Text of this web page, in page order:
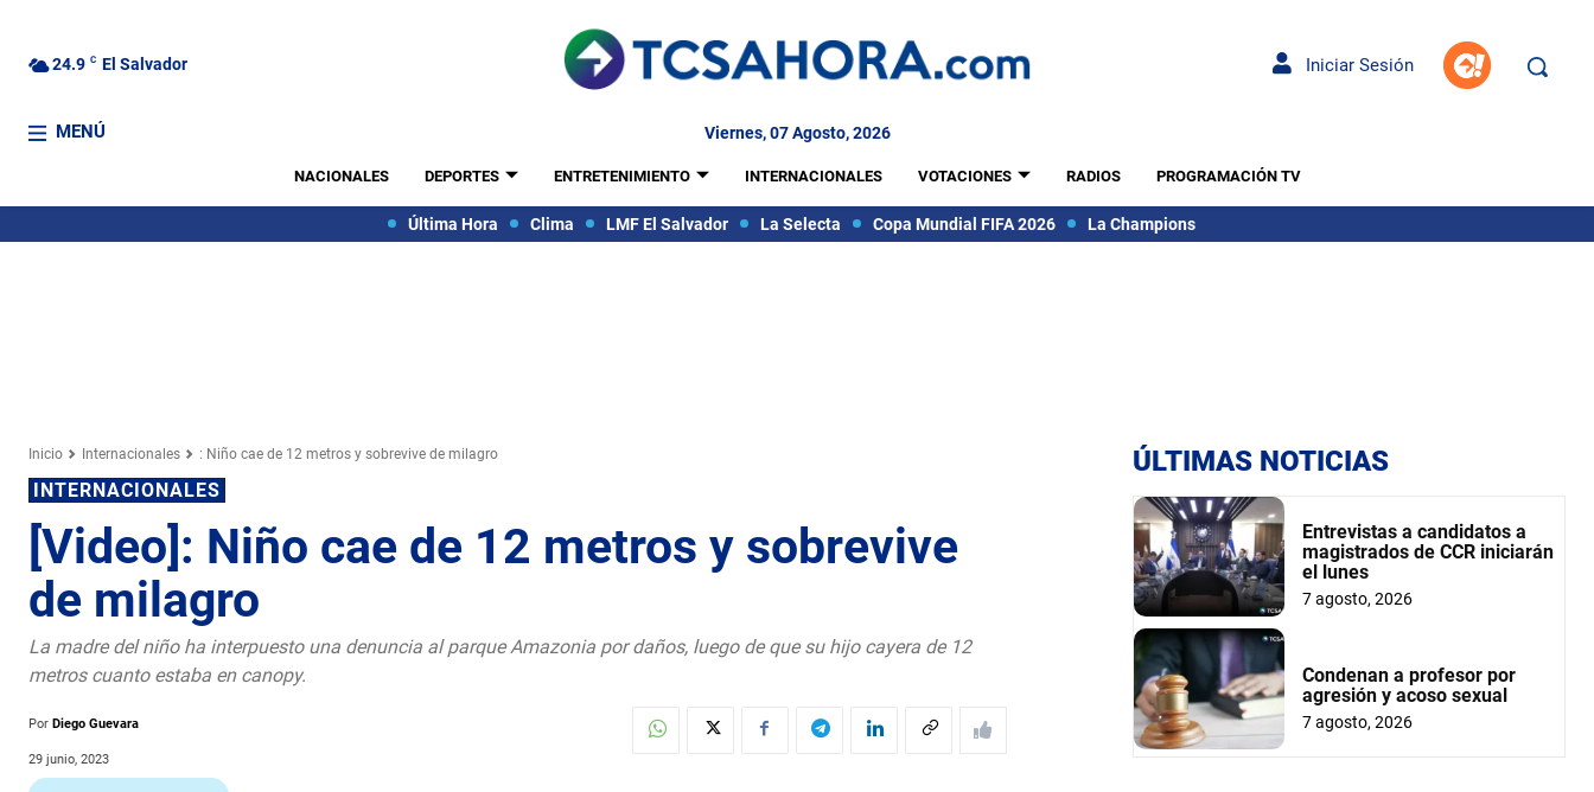
24.9 C El Salvador Iniciar Sesión
MENÚ Viernes, 07 Agosto, 2026
NACIONALES DEPORTES ENTRETENIMIENTO INTERNACIONALES VOTACIONES RADIOS PROGRAMACIÓN TV
Última Hora Clima LMF El Salvador La Selecta Copa Mundial FIFA 2026 La Champions
Inicio Internacionales : Niño cae de 12 metros y sobrevive de milagro
INTERNACIONALES
[Video]: Niño cae de 12 metros y sobrevive
de milagro
La madre del niño ha interpuesto una denuncia al parque Amazonia por daños, luego de que su hijo cayera de 12
metros cuanto estaba en canopy.
Por Diego Guevara
29 junio, 2023
ÚLTIMAS NOTICIAS
Entrevistas a candidatos a
magistrados de CCR iniciarán
el lunes
7 agosto, 2026
Condenan a profesor por
agresión y acoso sexual
7 agosto, 2026